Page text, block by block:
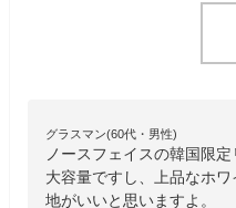
グラスマン(60代・男性)
ノースフェイスの韓国限
大容量ですし、上品なホ
地がいいと思いますよ。